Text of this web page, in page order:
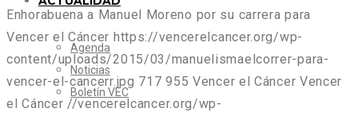
Agenda
Noticias
Boletín VEC
Enhorabuena a Manuel Moreno por su carrera para
Vencer el Cáncer https://vencerelcancer.org/wp-
content/uploads/2015/03/manuelismaelcorrer-para-
vencer-el-cancerr.jpg 717 955 Vencer el Cáncer Vencer
el Cáncer //vencerelcancer.org/wp-